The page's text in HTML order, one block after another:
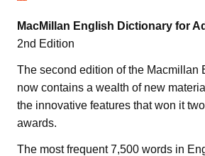
MacMillan English Dictionary for
2nd Edition
The second edition of the Macmillan
now contains a wealth of new
the innovative features that won it
awards.
The most frequent 7,500 words in